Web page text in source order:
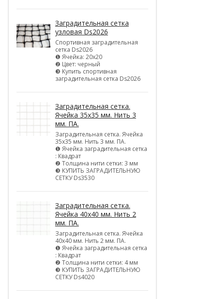
Заградительная сетка
узловая Ds2026
Спортивная заградительная
сетка Ds2026
❶ Ячейка: 20х20
❷ Цвет: черный
❸ Купить спортивная
заградительная сетка Ds2026
Заградительная сетка.
Ячейка 35х35 мм. Нить 3
мм. ПА.
Заградительная сетка. Ячейка
35х35 мм. Нить 3 мм. ПА.
❶ Ячейка заградительная сетка
: Квадрат
❷ Толщина нити сетки: 3 мм
❸ КУПИТЬ ЗАГРАДИТЕЛЬНУЮ
СЕТКУ Ds3530
Заградительная сетка.
Ячейка 40х40 мм. Нить 2
мм. ПА.
Заградительная сетка. Ячейка
40х40 мм. Нить 2 мм. ПА.
❶ Ячейка заградительная сетка
: Квадрат
❷ Толщина нити сетки: 4 мм
❸ КУПИТЬ ЗАГРАДИТЕЛЬНУЮ
СЕТКУ Ds4020